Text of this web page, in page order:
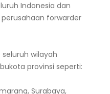
Indonesia dan
forwarder
wilayah
provinsi seperti:
Surabaya,